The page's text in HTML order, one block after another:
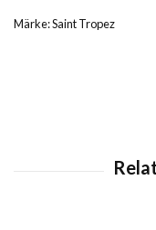
Märke: Saint Tropez